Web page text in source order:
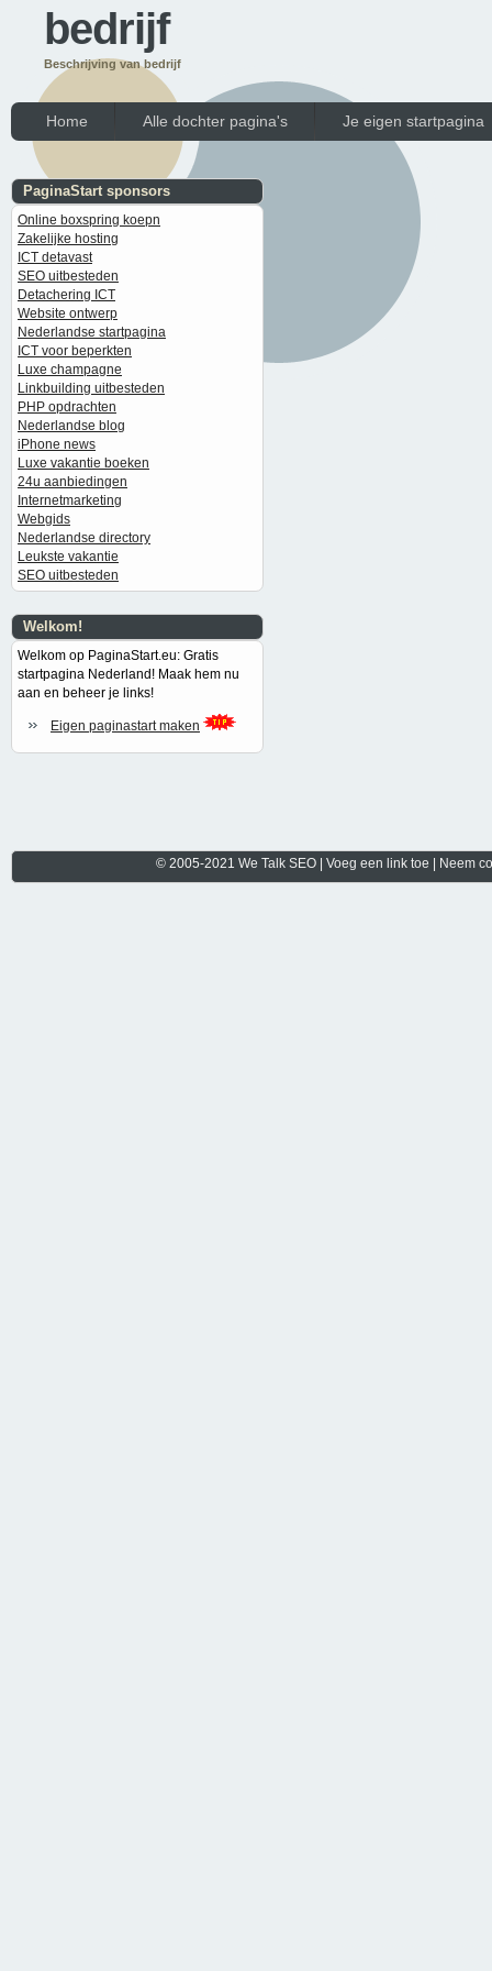
bedrijf
Beschrijving van bedrijf
Home Alle dochter pagina's Je eigen startpagina
PaginaStart sponsors
Online boxspring koepn
Zakelijke hosting
ICT detavast
SEO uitbesteden
Detachering ICT
Website ontwerp
Nederlandse startpagina
ICT voor beperkten
Luxe champagne
Linkbuilding uitbesteden
PHP opdrachten
Nederlandse blog
iPhone news
Luxe vakantie boeken
24u aanbiedingen
Internetmarketing
Webgids
Nederlandse directory
Leukste vakantie
SEO uitbesteden
Welkom!
Welkom op PaginaStart.eu: Gratis
startpagina Nederland! Maak hem nu
aan en beheer je links!
Eigen paginastart maken
© 2005-2021We Talk SEO |Voeg een link toe Neem